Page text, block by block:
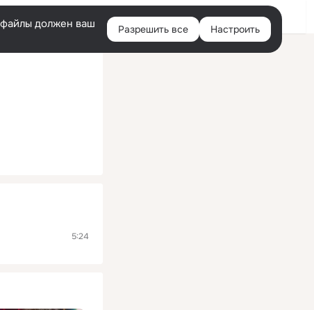
Войти
файлы должен ваш
Разрешить все Настроить
5:24